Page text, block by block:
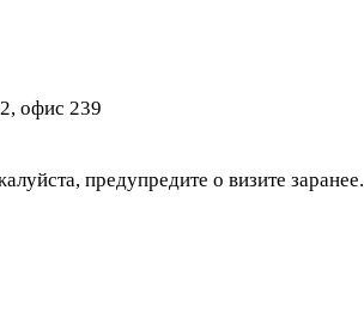
офис 239
предупредите о визите заранее.